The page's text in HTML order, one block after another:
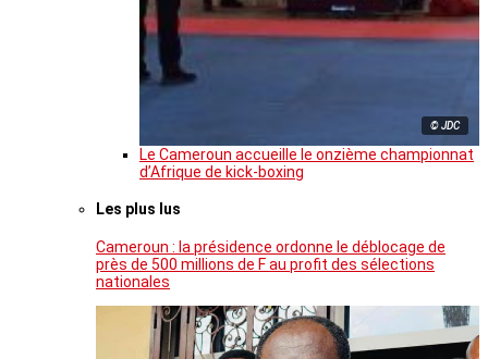
© JDC
Le Cameroun accueille le onzième championnat
d’Afrique de kick-boxing
Les plus lus
Cameroun : la présidence ordonne le déblocage de
près de 500 millions de F au profit des sélections
nationales